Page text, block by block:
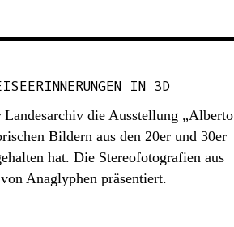
IN 3D
die Ausstellung „Alberto
Bildern aus den 20er und 30er
hat. Die Stereofotografien aus
Anaglyphen präsentiert.